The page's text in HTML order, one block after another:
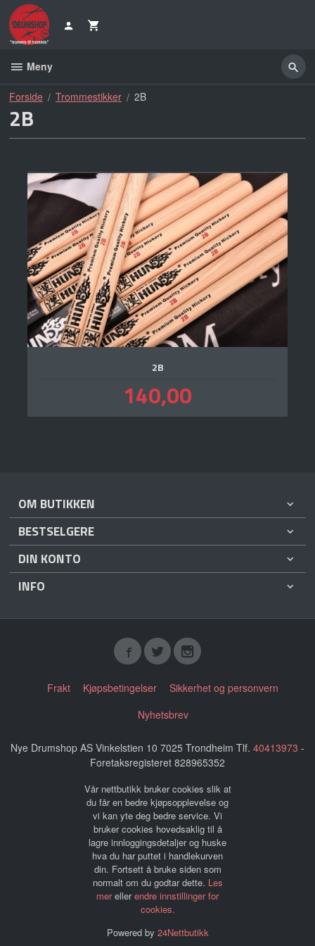
innholdet
Meny
Forside Trommestikker 2B
2B
2B
Pris
140,00
OM BUTIKKEN
BESTSELGERE
DIN KONTO
INFO
Frakt Kjøpsbetingelser
Sikkerhet og personvern
Nyhetsbrev
Nye Drumshop AS Vinkelstien 10 7025 Trondheim Tlf. 40413973 -
Foretaksregisteret 828965352
Vår nettbutikk bruker cookies slik at
du får en bedre kjøpsopplevelse og
vi kan yte deg bedre service. Vi
bruker cookies hovedsaklig til å
lagre innloggingsdetaljer og huske
hva du har puttet i handlekurven
din. Fortsett å bruke siden som
normalt om du godtar dette. Les
merellerendre innstillinger for
cookies.
Powered by 24Nettbutikk